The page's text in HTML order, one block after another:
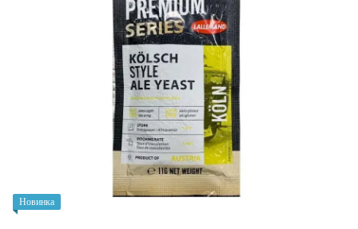
Новинка